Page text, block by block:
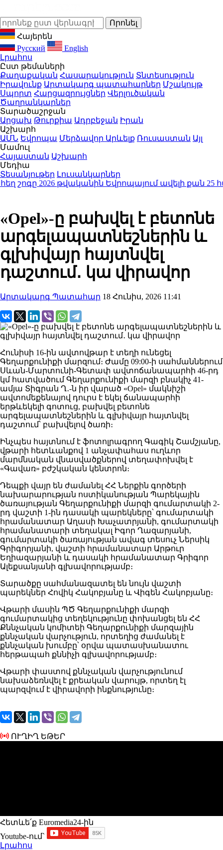
Հայերեն
Русский
English
Լրահոս
Ըստ թեմաների
Քաղաքական Հասարակություն Տնտեսություն
Իրավունք Արտակարգ պատահարներ Մշակույթ
Սպորտ Հարցազրույցներ Վերլուծական
Ծաղրանկարներ
Տարածաշրջան
Արցախ Թուրքիա Ադրբեջան Իրան
Աշխարհ
ԱՄՆ Եվրոպա Մերձավոր Արևելք Ռուսաստան Այլ
Մամուլ
Հայաստան Աշխարհ
Մեդիա
Տեսանյութեր Լուսանկարներ
2026 թվականին Եվրոպայում ավելի քան 25 հազար
«Opel»-ը բախվել է բետոնե
արգելապատնեշներին և
գլխիվայր հայտնվել
դաշտում․ կա վիրավոր
Արտակարգ Պատահար 18 Հունիս, 2026 11:41
Հունիսի 16-ին ավտովթար է տեղի ունեցել
Գեղարքունիքի մարզում։ Ժամը 09:00-ի սահմաններում
Սևան-Մարտունի-Գետափ ավտոճանապարհի 46-րդ
կմ հատվածում Գեղարքունիքի մարզի բնակիչ 41-
ամյա Տիգրան Ղ․-ն իր վարած «Opel» մակնիշի
ավտոմեքենայով դուրս է եկել ճանապարհի
երթևեկելի գոտուց, բախվել բետոնե
արգելապատնեշներին և գլխիվայր հայտնվել
դաշտում՝ բախվելով ծառի։
Ինչպես հայտնում է ֆոտոլրագրող Գագիկ Շամշյանը,
վթարի հետևանքով 1 անչափահաս ուղևոր
մարմնական վնասվածքներով տեղափոխվել է
«Գավառ» բժշկական կենտրոն։
Դեպքի վայր են ժամանել ՀՀ Ներքին գործերի
նախարարության ոստիկանության Պարեկային
ծառայության Գեղարքունիքի մարզի գումարտակի 2-
րդ վաշտի 1-ին դասակի պարեկները՝ գումարտակի
հրամանատար Աղասի Խաչատրյանի, գումարտակի
հրամանատարի տեղակալ Իգոր Ղազարյանի,
գումարտակի ծառայության ավագ տեսուչ Ներսիկ
Գրիգորյանի, վաշտի հրամանատար Արթուր
Եղիազարյանի և դասակի հրամանատար Գրիգոր
Ալեքսանյանի գլխավորությամբ։
Տարածքը սահմանազատել են նույն վաշտի
պարեկներ Հովիկ Հակոբյանը և Վիգեն Հակոբյանը։
Վթարի մասին ՊԾ Գեղարքունիքի մարզի
գումարտակից տեղեկությունը փոխանցել են ՀՀ
Քննչական կոմիտեի Գեղարքունիքի մարզային
քննչական վարչություն, որտեղից ժամանել է
քննչական խումբը՝ օրվա պատասխանատու
հերթապահ քննիչի գլխավորությամբ։
Վթարի փաստով քննչական վարչությունում
նախաձեռնվել է քրեական վարույթ, որտեղ էլ
պարզվում է վիրավորի ինքնությունը։
ՈՒՂԻՂ ԵԹԵՐ
Հետևե՛ք Euromedia24-ին
Youtube-ում`
Լրահոս